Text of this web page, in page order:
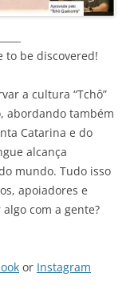
to be discovered!
a cultura “Tchô”
abordando também
Catarina e do
alcança
mundo. Tudo isso
apoiadores e
com a gente?
or Instagram